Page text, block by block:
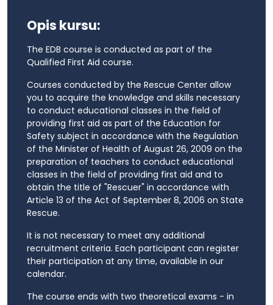
Opis kursu:
The EDB course is conducted as part of the
Qualified First Aid course.
Courses conducted by the Rescue Center allow
you to acquire the knowledge and skills necessary
to conduct educational classes in the field of
providing first aid as part of the Education for
Safety subject in accordance with the Regulation
of the Minister of Health of August 26, 2009 on the
preparation of teachers to conduct educational
classes in the field of providing first aid and to
obtain the title of "Rescuer" in accordance with
Article 13 of the Act of September 8, 2006 on State
Rescue.
It is not necessary to meet any additional
recruitment criteria. Each participant can register
their participation at any time, available in our
calendar.
The course ends with two theoretical exams - in